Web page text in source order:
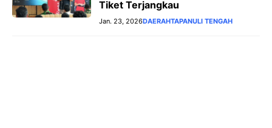
Tiket Terjangkau
Jan. 23, 2026DAERAHTAPANULI TENGAH